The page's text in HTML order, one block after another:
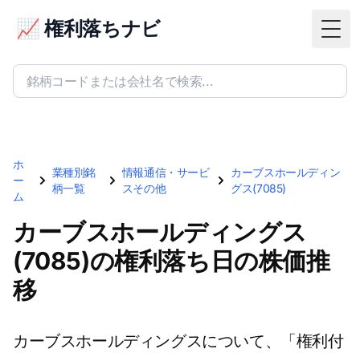
📈 権利落ちナビ
ホ
ー
ム
業種別銘
柄一覧
情報通信・サービ
スその他
カーブスホールディン
グス(7085)
カーブスホールディングス
(7085)の権利落ち日の株価推
移
カーブスホールディングスについて、「権利付